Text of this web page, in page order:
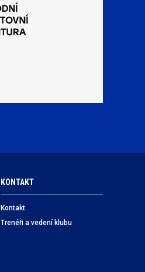
KONTAKT
Kontakt
Trenéři a vedení klubu